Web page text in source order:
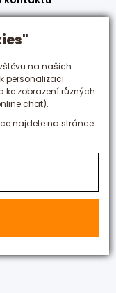
na našich
personalizaci
ke zobrazení různých
chat).
najdete na stránce
274/55,